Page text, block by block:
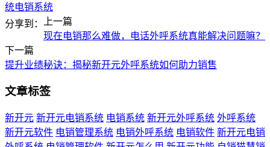
统电销系统
分享到：
上一篇
现在电销那么难做，电话外呼系统真能解决问题嘛？
下一篇
提升业绩秘诀：揭秘新开元外呼系统如何助力销售
文章标签
新开元 新开元电销系统 电销系统 新开元外呼系统 外呼系统
新开元软件 电销管理系统 电销外呼系统 电销软件 新开元电销